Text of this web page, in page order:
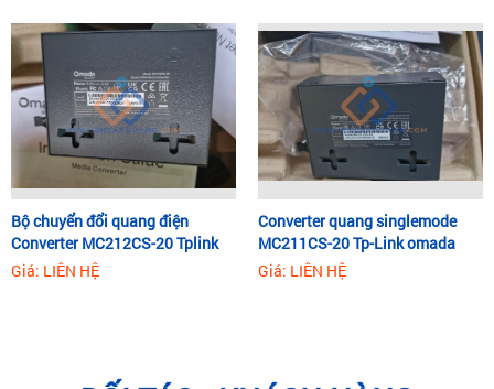
Bộ chuyển đổi quang điện
Converter MC212CS-20 Tplink
omada
Giá: LIÊN HỆ
Converter quang singlemode
MC211CS-20 Tp-Link omada
Giá: LIÊN HỆ